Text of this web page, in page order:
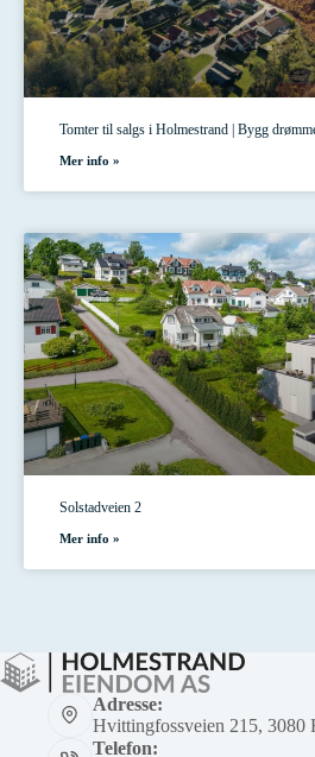
Tomter til salgs i Holmestrand | Bygg
Mer info »
Solstadveien 2
Mer info »
Adresse:
Hvittingfossveien 215, 3080
Telefon: